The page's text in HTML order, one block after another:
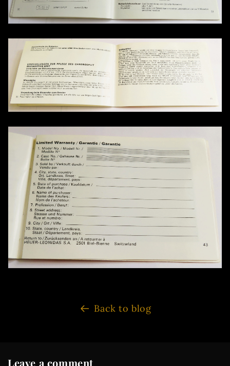
Back to blog
Leave a comment